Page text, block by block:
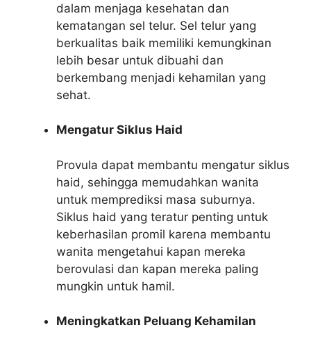
dalam menjaga kesehatan dan
kematangan sel telur. Sel telur yang
berkualitas baik memiliki kemungkinan
lebih besar untuk dibuahi dan
berkembang menjadi kehamilan yang
sehat.
Mengatur Siklus Haid
Provula dapat membantu mengatur siklus
haid, sehingga memudahkan wanita
untuk memprediksi masa suburnya.
Siklus haid yang teratur penting untuk
keberhasilan promil karena membantu
wanita mengetahui kapan mereka
berovulasi dan kapan mereka paling
mungkin untuk hamil.
Meningkatkan Peluang Kehamilan